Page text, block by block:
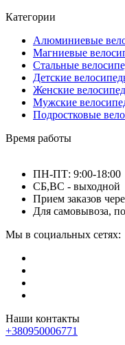
Категории
Алюминиевые
Магниевые
Стальные
Детские
Женские
Мужские
Подростковые
Время работы
ПН-ПТ: 9:00-18:00
СБ,ВС - выходной
Прием заказов
Для самовывоза,
Мы в социальных сетях:
Наши контакты
+380950006771